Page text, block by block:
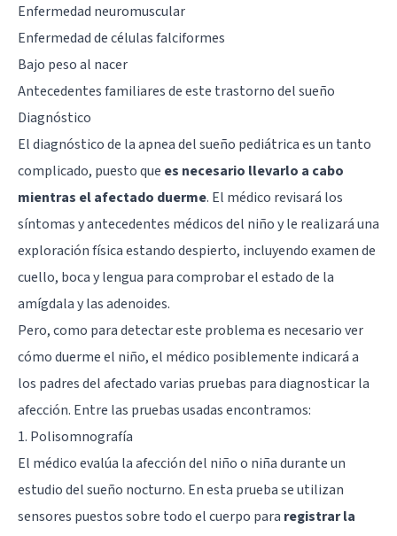
Enfermedad neuromuscular
Enfermedad de células falciformes
Bajo peso al nacer
Antecedentes familiares de este trastorno del sueño
Diagnóstico
El diagnóstico de la apnea del sueño pediátrica es un tanto
complicado, puesto que es necesario llevarlo a cabo
mientras el afectado duerme. El médico revisará los
síntomas y antecedentes médicos del niño y le realizará una
exploración física estando despierto, incluyendo examen de
cuello, boca y lengua para comprobar el estado de la
amígdala y las adenoides.
Pero, como para detectar este problema es necesario ver
cómo duerme el niño, el médico posiblemente indicará a
los padres del afectado varias pruebas para diagnosticar la
afección. Entre las pruebas usadas encontramos:
1. Polisomnografía
El médico evalúa la afección del niño o niña durante un
estudio del sueño nocturno. En esta prueba se utilizan
sensores puestos sobre todo el cuerpo para registrar la